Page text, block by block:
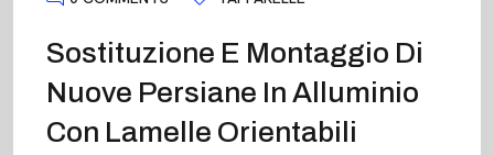
Sostituzione E Montaggio Di
Nuove Persiane In Alluminio
Con Lamelle Orientabili